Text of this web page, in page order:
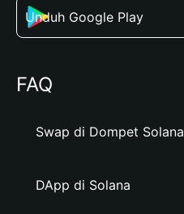
Unduh Google Play
FAQ
Swap di Dompet Solana
DApp di Solana